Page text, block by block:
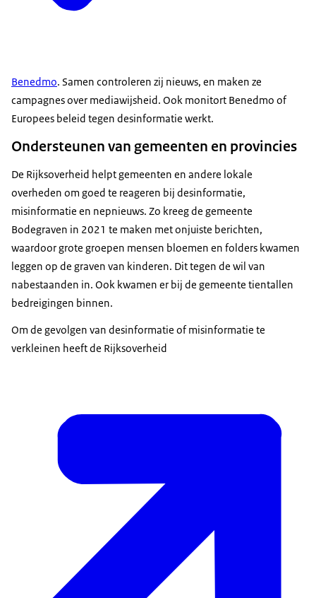
Benedmo. Samen controleren zij nieuws, en maken ze
campagnes over mediawijsheid. Ook monitort Benedmo of
Europees beleid tegen desinformatie werkt.
Ondersteunen van gemeenten en provincies
De Rijksoverheid helpt gemeenten en andere lokale
overheden om goed te reageren bij desinformatie,
misinformatie en nepnieuws. Zo kreeg de gemeente
Bodegraven in 2021 te maken met onjuiste berichten,
waardoor grote groepen mensen bloemen en folders kwamen
leggen op de graven van kinderen. Dit tegen de wil van
nabestaanden in. Ook kwamen er bij de gemeente tientallen
bedreigingen binnen.
Om de gevolgen van desinformatie of misinformatie te
verkleinen heeft de Rijksoverheid